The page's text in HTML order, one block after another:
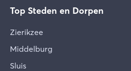
Top Steden en Dorpen
Zierikzee
Middelburg
Sluis